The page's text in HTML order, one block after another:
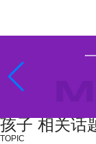
孩子 相关话
TOPIC